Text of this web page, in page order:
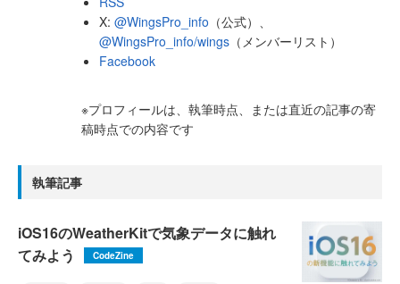
X:@WingsPro_info （公式）、
@WingsPro_info/wings （メンバーリスト）
Facebook
※プロフィールは、執筆時点、または直近の記事の寄
稿時点での内容です
執筆記事
iOS16のWeatherKitで気象データに触れ
てみよう
CodeZine